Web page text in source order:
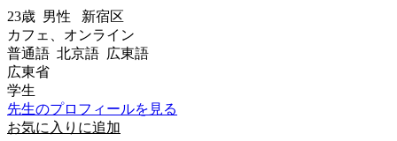
23歳 男性 新宿区
カフェ、オンライン
普通語 北京語 広東語
広東省
学生
先生のプロフィールを見る
お気に入りに追加